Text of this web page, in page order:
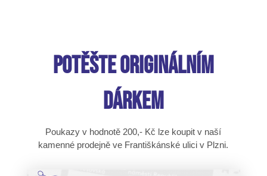
POTĚŠTE ORIGINÁLNÍM
DÁRKEM
Poukazy v hodnotě 200,- Kč lze koupit v naší
kamenné prodejně ve Františkánské ulici v Plzni.